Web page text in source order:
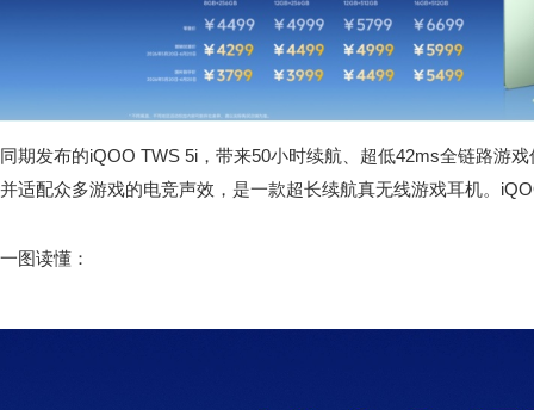
同期发布的iQOO TWS 5i，带来50小时续航、超低42ms全链路游
并适配众多游戏的电竞声效，是一款超长续航真无线游戏耳机。
一图读懂：